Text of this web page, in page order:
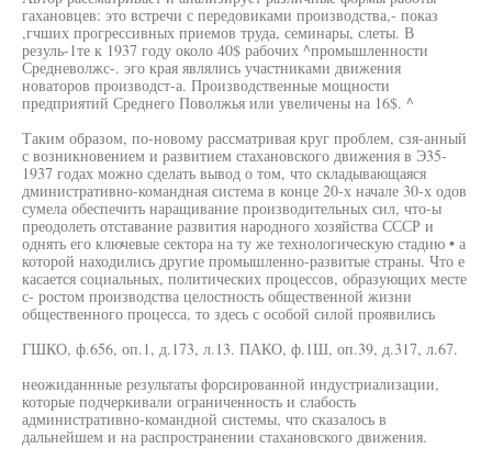
гахановцев: это встречи с передовиками производства,- показ
,гчших прогрессивных приемов труда, семинары, слеты. В
резуль-1те к 1937 году около 40$ рабочих ^промышленности
Средневолжс-. эго края являлись участниками движения
новаторов производст-а. Производственные мощности
предприятий Среднего Поволжья или увеличены на 16$. ^
Таким образом, по-новому рассматривая круг проблем, сзя-анный
с возникновением и развитием стахановского движения в Э35-
1937 годах можно сделать вывод о том, что складывающаяся
дминистративно-командная система в конце 20-х начале 30-х одов
сумела обеспечить наращивание производительных сил, что-ы
преодолеть отставание развития народного хозяйства СССР и
однять его ключевые сектора на ту же технологическую стадию • а
которой находились другие промышленно-развитые страны. Что е
касается социальных, политических процессов, образующих месте
с- ростом производства целостность общественной жизни
общественного процесса, то здесь с особой силой проявились
ГШКО, ф.656, оп.1, д.173, л.13. ПАКО, ф.1Ш, оп.39, д.317, л.67.
неожиданнные результаты форсированной индустриализации,
которые подчеркивали ограниченность и слабость
административно-командной системы, что сказалось в
дальнейшем и на распространении стахановского движения.